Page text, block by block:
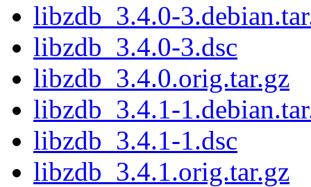
libzdb_3.4.0-
libzdb_3.4.0-3.dsc
libzdb_3.4.0.orig.tar.gz
libzdb_3.4.1-
libzdb_3.4.1-1.dsc
libzdb_3.4.1.orig.tar.gz